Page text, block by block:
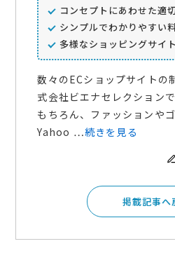
コンセプトにあわせた適
シンプルでわかりやすい
多様なショッピングサイ
数々のECショップサイトの
式会社ビエナセレクション
もちろん、ファッションや
Yahoo …続きを見る
掲載記事へ